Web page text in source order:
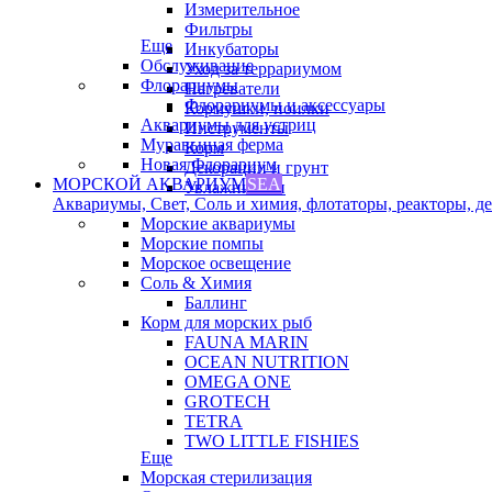
Измерительное
Фильтры
Инкубаторы
Уход за террариумом
Нагреватели
Кормушки, поилки
Инструменты
Корм
Декорации и грунт
Увлажнители
Еще
Обслуживание
Флорариумы
Флорариумы и аксессуары
Аквариумы для устриц
Муравьиная ферма
Новая Флорариум
МОРСКОЙ АКВАРИУМSEA
Аквариумы, Свет, Соль и химия, флотаторы, реакторы,
Морские аквариумы
Морские помпы
Морское освещение
Соль & Химия
Баллинг
Корм для морских рыб
FAUNA MARIN
OCEAN NUTRITION
OMEGA ONE
GROTECH
TETRA
TWO LITTLE FISHIES
Еще
Морская стерилизация